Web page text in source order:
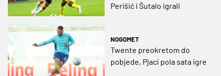
Perišić i Šutalo igrali
NOGOMET
Twente preokretom do
pobjede, Pjaci pola sata igre